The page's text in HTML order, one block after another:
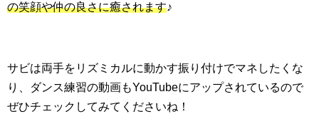
の笑顔や仲の良さに癒されます♪
サビは両手をリズミカルに動かす振り付けでマネしたくな
り、ダンス練習の動画もYouTubeにアップされているので
ぜひチェックしてみてくださいね！